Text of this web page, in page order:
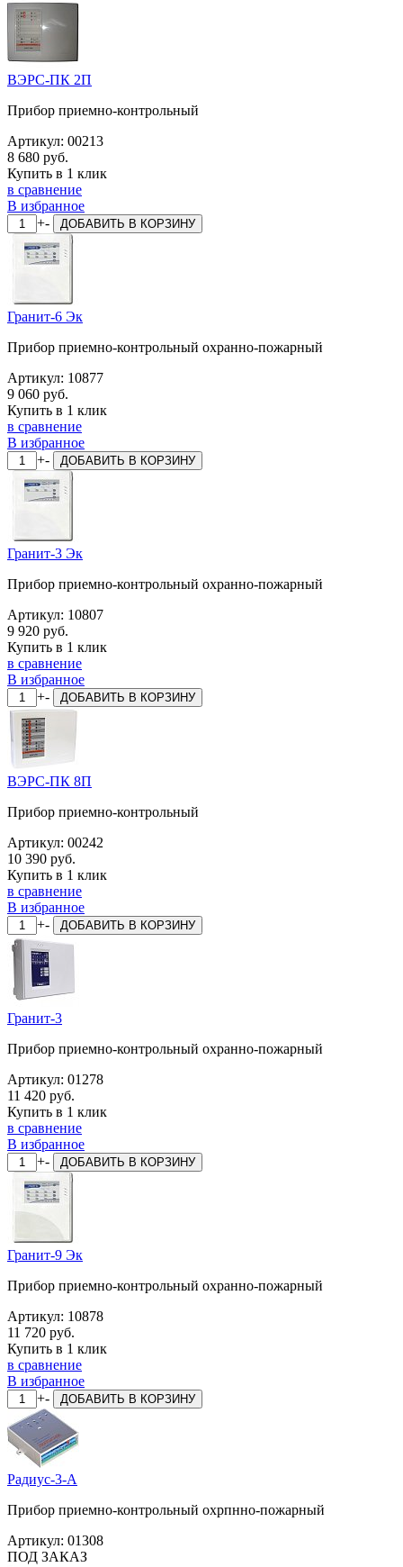
ВЭРС-ПК 2П
Прибор приемно-контрольный
Артикул: 00213
8 680 руб.
Купить в 1 клик
в сравнение
В избранное
+- ДОБАВИТЬ В КОРЗИНУ
Гранит-6 Эк
Прибор приемно-контрольный охранно-пожарный
Артикул: 10877
9 060 руб.
Купить в 1 клик
в сравнение
В избранное
+- ДОБАВИТЬ В КОРЗИНУ
Гранит-3 Эк
Прибор приемно-контрольный охранно-пожарный
Артикул: 10807
9 920 руб.
Купить в 1 клик
в сравнение
В избранное
+- ДОБАВИТЬ В КОРЗИНУ
ВЭРС-ПК 8П
Прибор приемно-контрольный
Артикул: 00242
10 390 руб.
Купить в 1 клик
в сравнение
В избранное
+- ДОБАВИТЬ В КОРЗИНУ
Гранит-3
Прибор приемно-контрольный охранно-пожарный
Артикул: 01278
11 420 руб.
Купить в 1 клик
в сравнение
В избранное
+- ДОБАВИТЬ В КОРЗИНУ
Гранит-9 Эк
Прибор приемно-контрольный охранно-пожарный
Артикул: 10878
11 720 руб.
Купить в 1 клик
в сравнение
В избранное
+- ДОБАВИТЬ В КОРЗИНУ
Радиус-3-А
Прибор приемно-контрольный охрпнно-пожарный
Артикул: 01308
ПОД ЗАКАЗ